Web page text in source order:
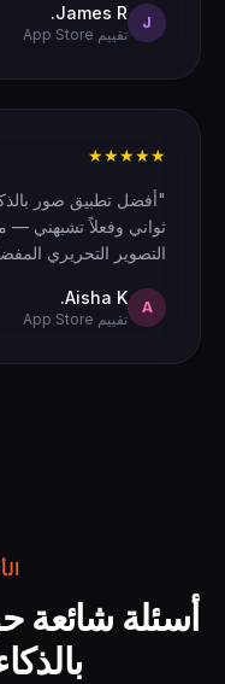
J
James R.
تقييم App Store
★★★★★
"أفضل تطبيق صور
ثواني وفعلاً تشبهني —
التصوير التحريري
A
Aisha K.
تقييم App Store
أسئلة شائعة